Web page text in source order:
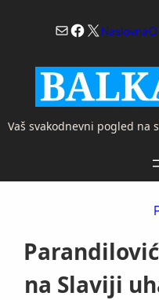
MailX Naslovna
Vaš svakodnevni pogled na
na Slaviji